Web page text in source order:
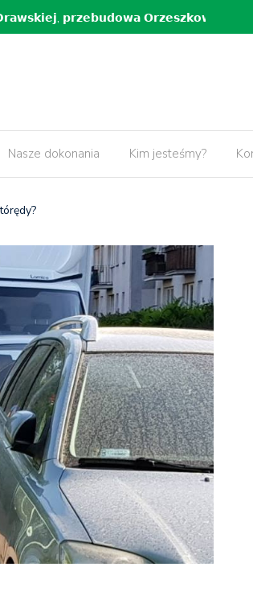
𝗢𝗿𝘇𝗲𝘀𝘇𝗸𝗼𝘄𝗲𝗷 𝗼𝗿𝗮𝘇
Nasze dokonania Kim jesteśmy?